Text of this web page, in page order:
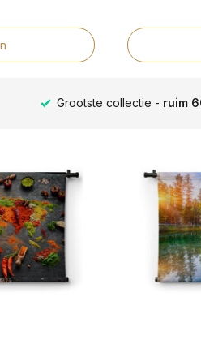
Verschillende